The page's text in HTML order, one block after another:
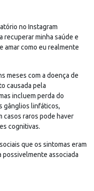
no Instagram
recuperar minha saúde e
amar como eu realmente
meses com a doença de
causada pela
incluem perda do
gânglios linfáticos,
casos raros pode haver
cognitivas.
que os sintomas eram
possivelmente associada